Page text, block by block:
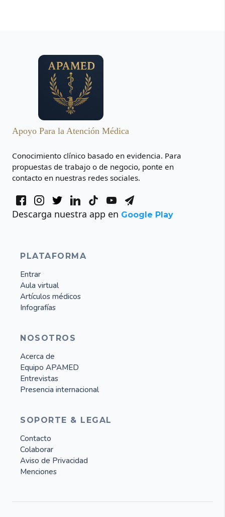
Apoyo Para la Atención Médica
Conocimiento clínico basado en evidencia. Para
propuestas de trabajo o de negocio, ponte en
contacto en nuestras redes sociales.
Descarga nuestra app en Google Play
PLATAFORMA
Entrar
Aula virtual
Artículos médicos
Infografías
NOSOTROS
Acerca de
Equipo APAMED
Entrevistas
Presencia internacional
SOPORTE & LEGAL
Contacto
Colaborar
Aviso de Privacidad
Menciones